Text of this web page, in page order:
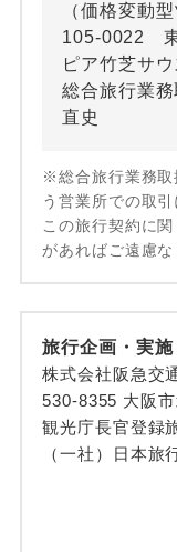
（価格変動型
105-0022
ピア竹芝サ
総合旅行業
直史
※総合旅行業務取
う営業所での取引
この旅行契約に
があればご遠慮
旅行企画・実施
株式会社阪急交
530-8355 大阪
観光庁長官登録
（一社）日本旅